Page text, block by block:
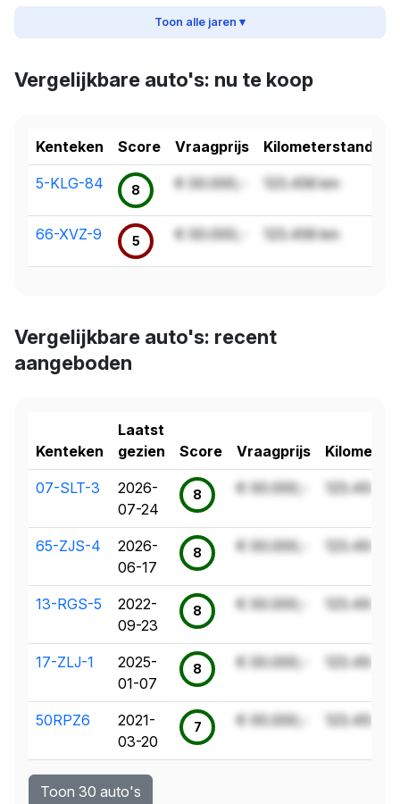
Toon alle jaren ▾
Vergelijkbare auto's: nu te koop
Kenteken Score Vraagprijs Kilometerstand
5-KLG-84 8 € 00.000,- 123.456 km
66-XVZ-9 5 € 00.000,- 123.456 km
Vergelijkbare auto's: recent
aangeboden
Kenteken
Laatst
gezien
Score Vraagprijs
07-SLT-3
2026-
07-24
8 € 00.000,- 123.456 km
65-ZJS-4
2026-
06-17
8 € 00.000,- 123.456 km
13-RGS-5
2022-
09-23
8 € 00.000,- 123.456 km
17-ZLJ-1
2025-
01-07
8 € 00.000,- 123.456 km
50RPZ6
2021-
03-20
7 € 00.000,- 123.456 km
Toon 30 auto's